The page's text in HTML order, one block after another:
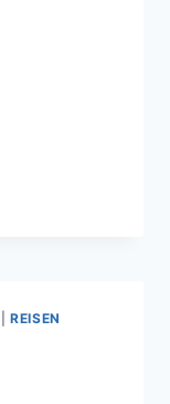
|REISEN